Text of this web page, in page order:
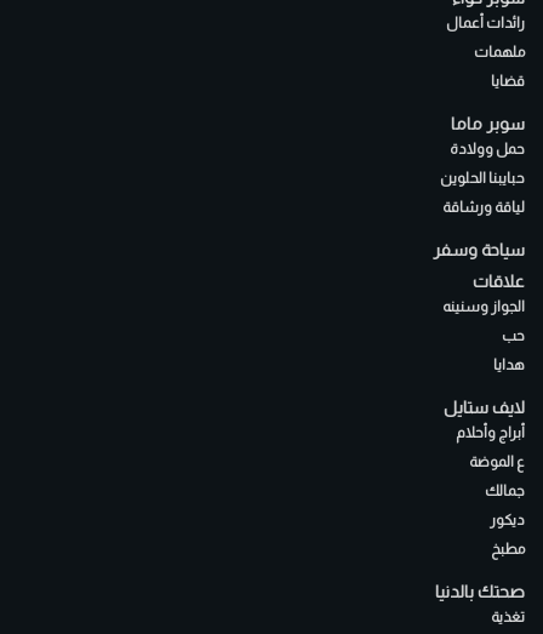
رائدات أعمال
ملهمات
قضايا
سوبر ماما
حمل وولادة
حبايبنا الحلوين
لياقة ورشاقة
سياحة وسفر
علاقات
الجواز وسنينه
حب
هدايا
لايف ستايل
أبراج وأحلام
ع الموضة
جمالك
ديكور
مطبخ
صحتك بالدنيا
تغذية